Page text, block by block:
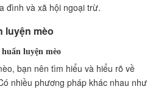
đình và xã hội ngoại trừ.
luyện mèo
luyện mèo
bạn nên tìm hiểu và hiểu rõ về
nhiều phương pháp khác nhau như